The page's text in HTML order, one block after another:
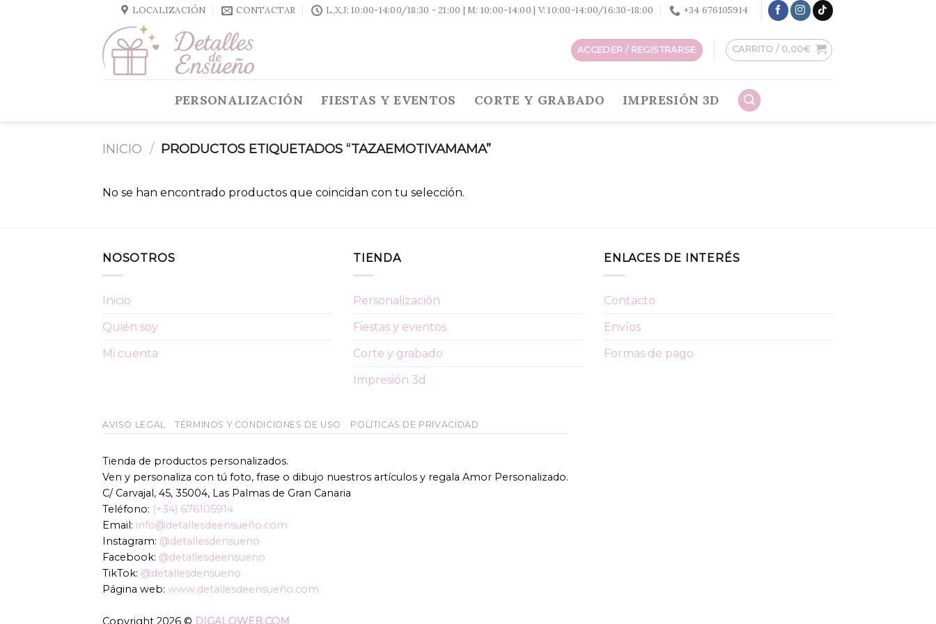
LOCALIZACIÓN CONTACTAR L,X,J: 10:00-14:00/18:30 - 21:00 | M: 10:00-14:00 | V: 10:00-14:00/16:30-18:00 +34 676105914
ACCEDER / REGISTRARSE CARRITO / 0,00€
PERSONALIZACIÓN FIESTAS Y EVENTOS CORTE Y GRABADO IMPRESIÓN 3D
INICIO / PRODUCTOS ETIQUETADOS “TAZAEMOTIVAMAMA”
No se han encontrado productos que coincidan con tu selección.
NOSOTROS
Inicio
Quién soy
Mi cuenta
TIENDA
Personalización
Fiestas y eventos
Corte y grabado
Impresión 3d
ENLACES DE INTERÉS
Contacto
Envíos
Formas de pago
AVISO LEGAL TÉRMINOS Y CONDICIONES DE USO POLÍTICAS DE PRIVACIDAD
Tienda de productos personalizados.
Ven y personaliza con tú foto, frase o dibujo nuestros artículos y regala Amor Personalizado.
C/ Carvajal, 45, 35004, Las Palmas de Gran Canaria
Teléfono: (+34) 676105914
Email: info@detallesdeensueño.com
Instagram: @detallesdensueno
Facebook: @detallesdeensueno
TikTok: @detallesdensueno
Página web: www.detallesdeensueño.com
Copyright 2026 © DIGALOWEB.COM